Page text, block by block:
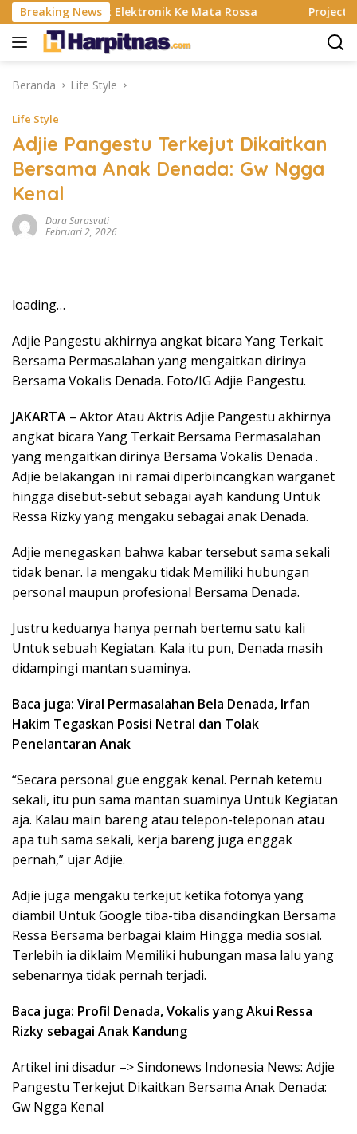
Langsung
ke
konten
Breaking News
Alat Elektronik Ke Mata Rossa Project Pop
Beranda Life Style
Life Style
Adjie Pangestu Terkejut Dikaitkan
Bersama Anak Denada: Gw Ngga
Kenal
Dara Sarasvati
Februari 2, 2026
loading…
Adjie Pangestu akhirnya angkat bicara Yang Terkait
Bersama Permasalahan yang mengaitkan dirinya
Bersama Vokalis Denada. Foto/IG Adjie Pangestu.
JAKARTA – Aktor Atau Aktris Adjie Pangestu akhirnya
angkat bicara Yang Terkait Bersama Permasalahan
yang mengaitkan dirinya Bersama Vokalis Denada .
Adjie belakangan ini ramai diperbincangkan warganet
hingga disebut-sebut sebagai ayah kandung Untuk
Ressa Rizky yang mengaku sebagai anak Denada.
Adjie menegaskan bahwa kabar tersebut sama sekali
tidak benar. Ia mengaku tidak Memiliki hubungan
personal maupun profesional Bersama Denada.
Justru keduanya hanya pernah bertemu satu kali
Untuk sebuah Kegiatan. Kala itu pun, Denada masih
didampingi mantan suaminya.
Baca juga: Viral Permasalahan Bela Denada, Irfan
Hakim Tegaskan Posisi Netral dan Tolak
Penelantaran Anak
“Secara personal gue enggak kenal. Pernah ketemu
sekali, itu pun sama mantan suaminya Untuk Kegiatan
aja. Kalau main bareng atau telepon-teleponan atau
apa tuh sama sekali, kerja bareng juga enggak
pernah,” ujar Adjie.
Adjie juga mengaku terkejut ketika fotonya yang
diambil Untuk Google tiba-tiba disandingkan Bersama
Ressa Bersama berbagai klaim Hingga media sosial.
Terlebih ia diklaim Memiliki hubungan masa lalu yang
sebenarnya tidak pernah terjadi.
Baca juga: Profil Denada, Vokalis yang Akui Ressa
Rizky sebagai Anak Kandung
Artikel ini disadur –> Sindonews Indonesia News: Adjie
Pangestu Terkejut Dikaitkan Bersama Anak Denada:
Gw Ngga Kenal